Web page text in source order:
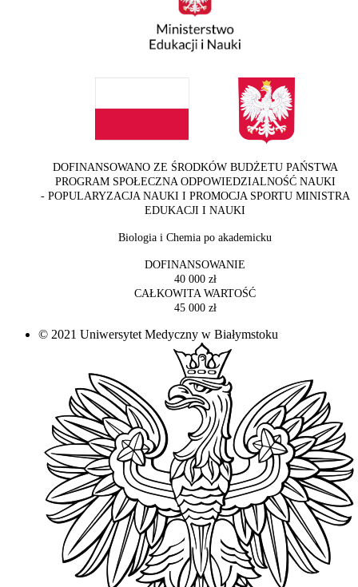
DOFINANSOWANO ZE ŚRODKÓW BUDŻETU PAŃSTWA
PROGRAM SPOŁECZNA ODPOWIEDZIALNOŚĆ NAUKI
- POPULARYZACJA NAUKI I PROMOCJA SPORTU MINISTRA
EDUKACJI I NAUKI
Biologia i Chemia po akademicku
DOFINANSOWANIE
40 000 zł
CAŁKOWITA WARTOŚĆ
45 000 zł
© 2021 Uniwersytet Medyczny w Białymstoku